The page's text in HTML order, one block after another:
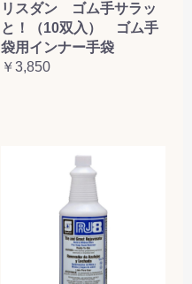
リスダン ゴム手サラッ
と！（10双入） ゴム手
袋用インナー手袋
￥3,850